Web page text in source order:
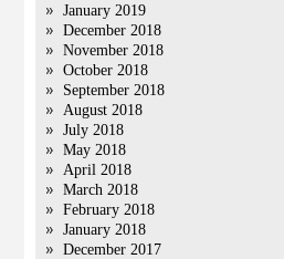
January 2019
December 2018
November 2018
October 2018
September 2018
August 2018
July 2018
May 2018
April 2018
March 2018
February 2018
January 2018
December 2017